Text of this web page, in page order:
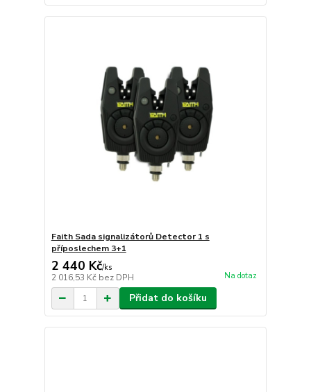
Faith Sada signalizátorů Detector 1 s
příposlechem 3+1
2 440 Kč/ks
2 016,53 Kč bez DPH Na dotaz
Přidat do košíku